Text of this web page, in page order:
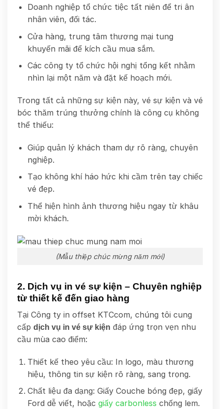
Doanh nghiệp tổ chức tiệc tất niên để tri ân
nhân viên, đối tác.
Cửa hàng, trung tâm thương mại tung
khuyến mãi để kích cầu mua sắm.
Các công ty tổ chức hội nghị tổng kết nhằm
nhìn lại một năm và đặt kế hoạch mới.
Trong tất cả những sự kiện này, vé sự kiện và vé
bóc thăm trúng thưởng chính là công cụ không
thể thiếu:
Giúp quản lý khách tham dự rõ ràng, chuyên
nghiệp.
Tạo không khí háo hức khi cầm trên tay chiếc
vé đẹp.
Thể hiện hình ảnh thương hiệu ngay từ khâu
mời khách.
(Mẫu thiệp chúc mừng năm mới)
2. Dịch vụ in vé sự kiện – Chuyên nghiệp
từ thiết kế đến giao hàng
Tại Công ty in offset KTCcom, chúng tôi cung
cấp dịch vụ in vé sự kiện đáp ứng trọn vẹn nhu
cầu mùa cao điểm:
Thiết kế theo yêu cầu: In logo, màu thương
hiệu, thông tin sự kiện rõ ràng, sang trọng.
Chất liệu đa dạng: Giấy Couche bóng đẹp, giấy
Ford dễ viết, hoặc giấy carbonless chống lem.